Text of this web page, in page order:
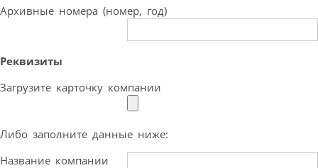
Архивные номера (номер, год)
Реквизиты
Загрузите карточку компании
Либо заполните данные ниже:
Название компании